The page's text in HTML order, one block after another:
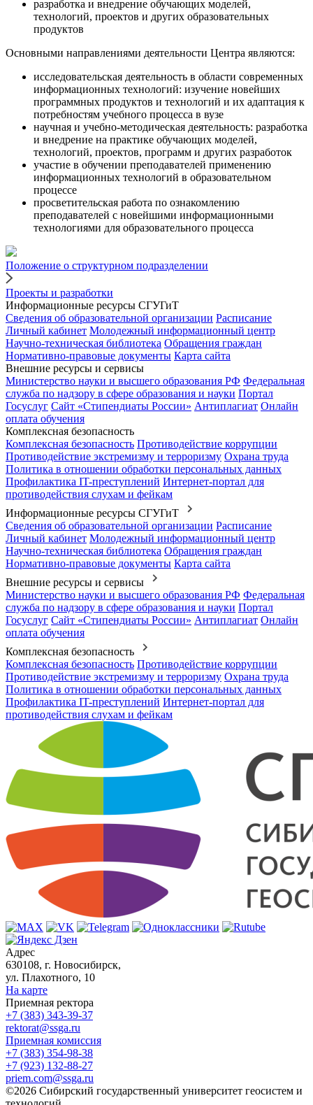
разработка и внедрение обучающих моделей,
технологий, проектов и других образовательных
продуктов
Основными направлениями деятельности Центра являются:
исследовательская деятельность в области современных
информационных технологий: изучение новейших
программных продуктов и технологий и их адаптация к
потребностям учебного процесса в вузе
научная и учебно-методическая деятельность: разработка
и внедрение на практике обучающих моделей,
технологий, проектов, программ и других разработок
участие в обучении преподавателей применению
информационных технологий в образовательном
процессе
просветительская работа по ознакомлению
преподавателей с новейшими информационными
технологиями для образовательного процесса
Положение о структурном подразделении
Проекты и разработки
Информационные ресурсы СГУГиТ
Сведения об образовательной организации Расписание
Личный кабинет Молодежный информационный центр
Научно-техническая библиотека Обращения граждан
Нормативно-правовые документы Карта сайта
Внешние ресурсы и сервисы
Министерство науки и высшего образования РФ Федеральная
служба по надзору в сфере образования и науки Портал
Госуслуг Сайт «Стипендиаты России» Антиплагиат Онлайн
оплата обучения
Комплексная безопасность
Комплексная безопасность Противодействие коррупции
Противодействие экстремизму и терроризму Охрана труда
Политика в отношении обработки персональных данных
Профилактика IT-преступлений Интернет-портал для
противодействия слухам и фейкам
Информационные ресурсы СГУГиТ
Сведения об образовательной организации Расписание
Личный кабинет Молодежный информационный центр
Научно-техническая библиотека Обращения граждан
Нормативно-правовые документы Карта сайта
Внешние ресурсы и сервисы
Министерство науки и высшего образования РФ Федеральная
служба по надзору в сфере образования и науки Портал
Госуслуг Сайт «Стипендиаты России» Антиплагиат Онлайн
оплата обучения
Комплексная безопасность
Комплексная безопасность Противодействие коррупции
Противодействие экстремизму и терроризму Охрана труда
Политика в отношении обработки персональных данных
Профилактика IT-преступлений Интернет-портал для
противодействия слухам и фейкам
Адрес
630108, г. Новосибирск,
ул. Плахотного, 10
На карте
Приемная ректора
+7 (383) 343-39-37
rektorat@ssga.ru
Приемная комиссия
+7 (383) 354-98-38
+7 (923) 132-88-27
priem.com@ssga.ru
©2026 Сибирский государственный университет геосистем и